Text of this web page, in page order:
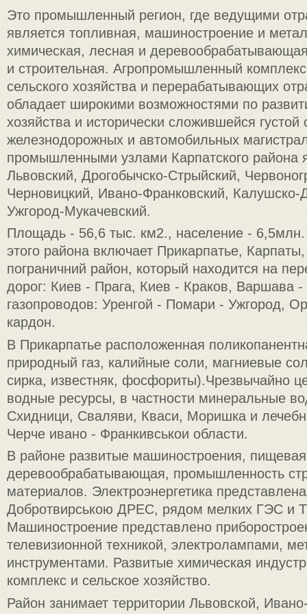
Это промышленный регион, где ведущими
является топливная, машиностроение и
химическая, лесная и
и строительная. Агропромышленный
сельского хозяйства и перерабатывающих
обладает широкими возможностями по
хозяйства и исторически сложившейся густой
железнодорожных и автомобильных
промышленными узлами Карпатского района
Львовский, Дрогобычско-Стрыйский,
Черновицкий, Ивано-Франковский, Калушско-
Ужгород-Мукачевский.
Площадь - 56,6 тыс. км2., население - 6,5млн.
этого района включает Прикарпатье,
пограничний район, который находится на
дорог: Киев - Прага, Киев - Краков, Варшава -
газопроводов: Уренгой - Помари - Ужгород,
кардон.
В Прикарпатье расположенная
природный газ, калийные соли, магниевые
сирка, известняк, фосфориты).Чрезвычайно
водные ресурсы, в частности минеральные
Схидници, Сваляви, Кваси, Моришка и
Черче ивано - Франкивськои области.
В районе развитые машиностроения,
деревообрабатывающая, промышленность
материалов. Электроэнергетика
Добротвирською ДРЕС, рядом мелких ГЭС и
Машиностроение представлено
телевизионной техникой, электролампами,
инструментами. Развитые химическая
комплекс и сельское хозяйство.
Район занимает территории Львовской,